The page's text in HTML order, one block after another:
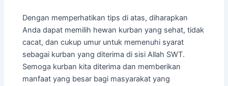
Dengan memperhatikan tips di atas, diharapkan
Anda dapat memilih hewan kurban yang sehat, tidak
cacat, dan cukup umur untuk memenuhi syarat
sebagai kurban yang diterima di sisi Allah SWT.
Semoga kurban kita diterima dan memberikan
manfaat yang besar bagi masyarakat yang